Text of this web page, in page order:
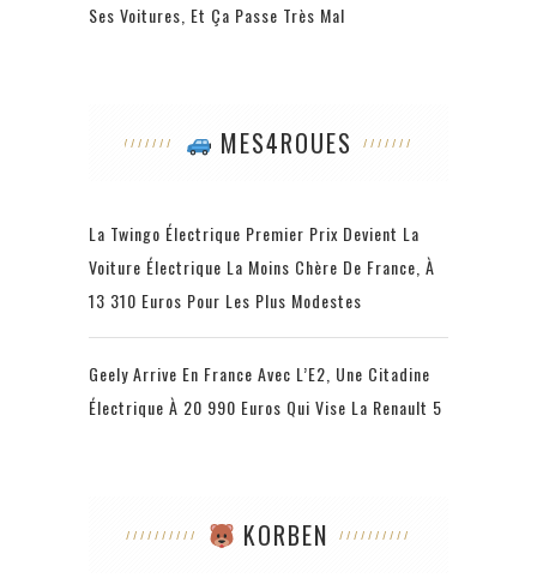
Ses Voitures, Et Ça Passe Très Mal
MES4ROUES
La Twingo Électrique Premier Prix Devient La
Voiture Électrique La Moins Chère De France, À
13 310 Euros Pour Les Plus Modestes
Geely Arrive En France Avec L’E2, Une Citadine
Électrique À 20 990 Euros Qui Vise La Renault 5
KORBEN